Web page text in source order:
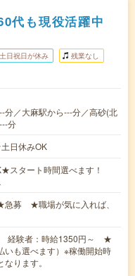
代も現役活躍中
土日祝日が休み 残業なし
分／大麻駅から---分／高砂(北
分
日休みOK
スタート時間選べます！
募 ★職場が気に入れば、
経験者：時給1350円～ ★
いも選べます）※稼働開始時
ります。